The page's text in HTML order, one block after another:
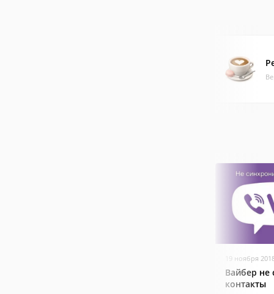
19 ноября
Вайбер не
контакты